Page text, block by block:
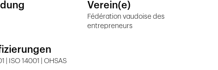
Verein(e)
Fédération vaudoise des
entrepreneurs
| ISO 14001 | OHSAS